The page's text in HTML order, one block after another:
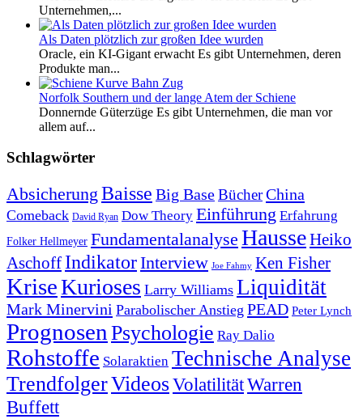
Unternehmen,...
Als Daten plötzlich zur großen Idee wurden
Oracle, ein KI-Gigant erwacht Es gibt Unternehmen, deren
Produkte man...
Norfolk Southern und der lange Atem der Schiene
Donnernde Güterzüge Es gibt Unternehmen, die man vor
allem auf...
Schlagwörter
Absicherung Baisse Big BaseBücherChina
Comeback David Ryan Dow Theory Einführung Erfahrung
Folker Hellmeyer Fundamentalanalyse HausseHeiko
Aschoff IndikatorInterview Joe Fahmy Ken Fisher
KriseKurioses Larry Williams Liquidität
Mark Minervini Parabolischer Anstieg PEAD Peter Lynch
Prognosen Psychologie Ray Dalio
Rohstoffe Solaraktien Technische Analyse
TrendfolgerVideosVolatilitätWarren
Buffett